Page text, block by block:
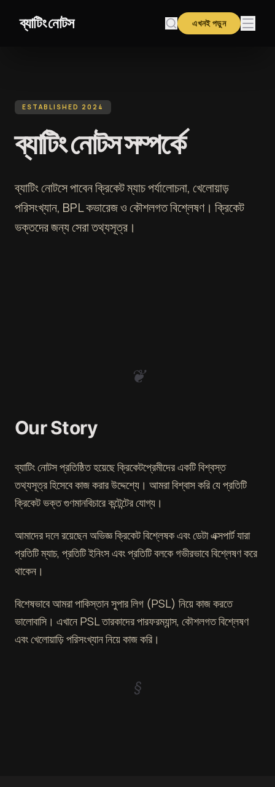
ব্যাটিং নোটস এখনই পড়ুন
ESTABLISHED 2024
ব্যাটিং নোটস সম্পর্কে
ব্যাটিং নোটসে পাবেন ক্রিকেট ম্যাচ পর্যালোচনা, খেলোয়াড়
পরিসংখ্যান, BPL কভারেজ ও কৌশলগত বিশ্লেষণ। ক্রিকেট
ভক্তদের জন্য সেরা তথ্যসূত্র।
❦
Our Story
ব্যাটিং নোটস প্রতিষ্ঠিত হয়েছে ক্রিকেটপ্রেমীদের একটি বিশ্বস্ত
তথ্যসূত্র হিসেবে কাজ করার উদ্দেশ্যে। আমরা বিশ্বাস করি যে প্রতিটি
ক্রিকেট ভক্ত গুণমানবিচারে কন্টেন্টের যোগ্য।
আমাদের দলে রয়েছেন অভিজ্ঞ ক্রিকেট বিশ্লেষক এবং ডেটা এক্সপার্ট যারা
প্রতিটি ম্যাচ, প্রতিটি ইনিংস এবং প্রতিটি বলকে গভীরভাবে বিশ্লেষণ করে
থাকেন।
বিশেষভাবে আমরা পাকিস্তান সুপার লিগ (PSL) নিয়ে কাজ করতে
ভালোবাসি। এখানে PSL তারকাদের পারফরম্যান্স, কৌশলগত বিশ্লেষণ
এবং খেলোয়াড়ি পরিসংখ্যান নিয়ে কাজ করি।
§